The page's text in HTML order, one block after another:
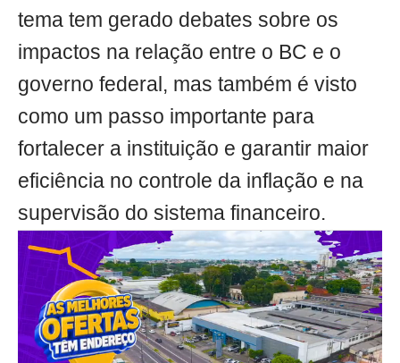
tema tem gerado debates sobre os
impactos na relação entre o BC e o
governo federal, mas também é visto
como um passo importante para
fortalecer a instituição e garantir maior
eficiência no controle da inflação e na
supervisão do sistema financeiro.